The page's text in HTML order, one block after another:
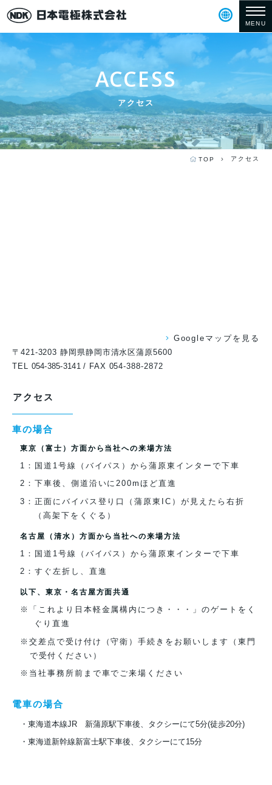
MENU
ACCESS
アクセス
TOP アクセス
Googleマップを見る
〒421-3203 静岡県静岡市清水区蒲原5600
TEL 054-385-3141 / FAX 054-388-2872
アクセス
車の場合
東京（富士）方面から当社への来場方法
1：国道1号線（バイパス）から蒲原東インターで下車
2：下車後、側道沿いに200mほど直進
3：正面にバイパス登り口（蒲原東IC）が見えたら右折
（高架下をくぐる）
名古屋（清水）方面から当社への来場方法
1：国道1号線（バイパス）から蒲原東インターで下車
2：すぐ左折し、直進
以下、東京・名古屋方面共通
※「これより日本軽金属構内につき・・・」のゲートをく
ぐり直進
※交差点で受け付け（守衛）手続きをお願いします（東門
で受付ください）
※当社事務所前まで車でご来場ください
電車の場合
・東海道本線JR 新蒲原駅下車後、タクシーにて5分(徒歩20分)
・東海道新幹線新富士駅下車後、タクシーにて15分